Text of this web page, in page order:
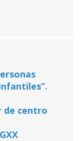
de centro